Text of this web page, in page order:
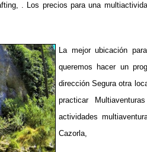
. Los precios para una
La mejor ubicación
queremos hacer un
dirección Segura otra
practicar
actividades
Cazorla,